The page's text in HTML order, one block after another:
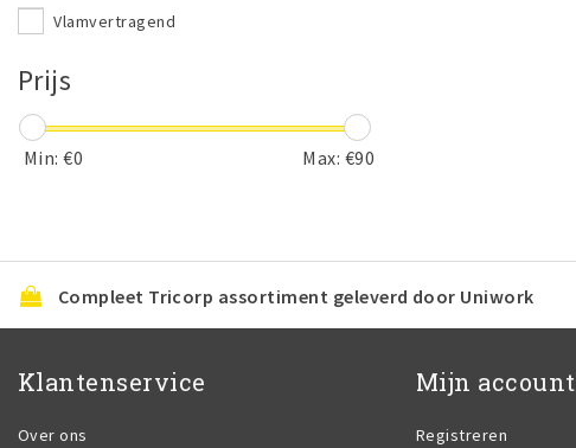
Vlamvertragend
Prijs
Min: €0 Max: €90
Compleet Tricorp assortiment geleverd door Uniwork
Klantenservice
Over ons
Mijn account
Registreren